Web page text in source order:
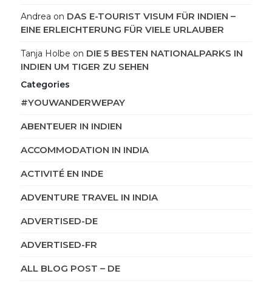
Andrea on DAS E-TOURIST VISUM FÜR INDIEN –
EINE ERLEICHTERUNG FÜR VIELE URLAUBER
Tanja Holbe on DIE 5 BESTEN NATIONALPARKS IN
INDIEN UM TIGER ZU SEHEN
Categories
#YOUWANDERWEPAY
ABENTEUER IN INDIEN
ACCOMMODATION IN INDIA
ACTIVITÉ EN INDE
ADVENTURE TRAVEL IN INDIA
ADVERTISED-DE
ADVERTISED-FR
ALL BLOG POST – DE